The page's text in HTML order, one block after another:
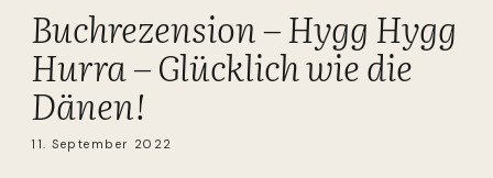
Buchrezension – Hygg Hygg
Hurra – Glücklich wie die
Dänen!
11. September 2022